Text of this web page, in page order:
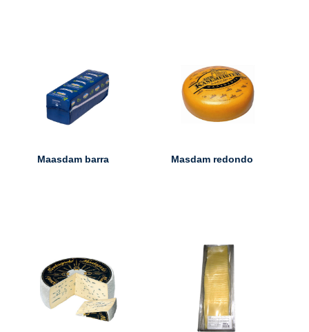
Maasdam barra Masdam redondo